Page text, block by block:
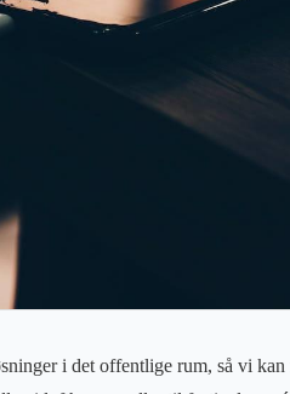
i det offentlige rum, så vi